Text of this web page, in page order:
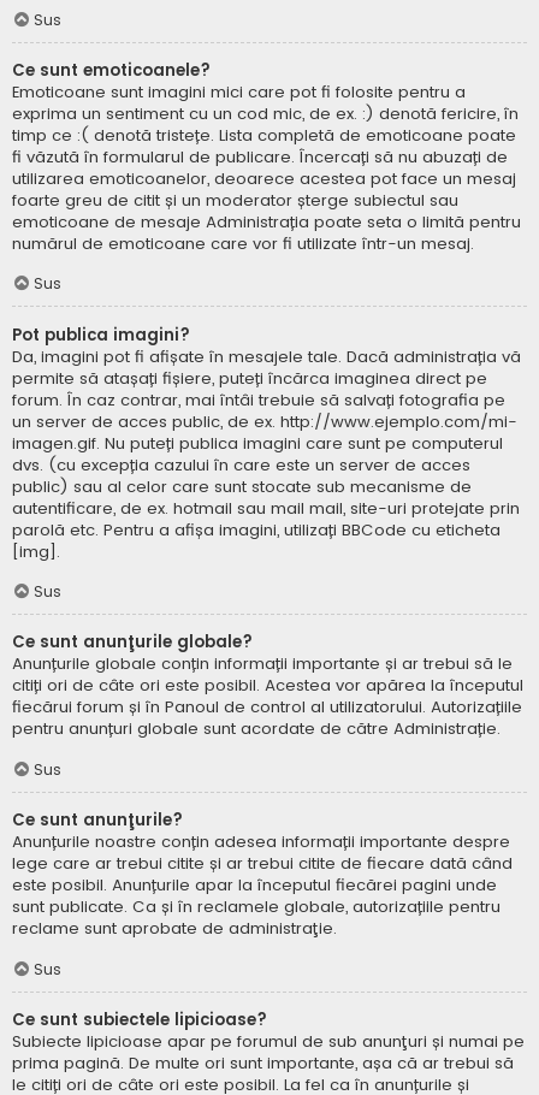
Sus
Ce sunt emoticoanele?
Emoticoane sunt imagini mici care pot fi folosite pentru a
exprima un sentiment cu un cod mic, de ex. :) denotă fericire, în
timp ce :( denotă tristețe. Lista completă de emoticoane poate
fi văzută în formularul de publicare. Încercați să nu abuzați de
utilizarea emoticoanelor, deoarece acestea pot face un mesaj
foarte greu de citit și un moderator șterge subiectul sau
emoticoane de mesaje Administrația poate seta o limită pentru
numărul de emoticoane care vor fi utilizate într-un mesaj.
Sus
Pot publica imagini?
Da, imagini pot fi afișate în mesajele tale. Dacă administrația vă
permite să atașați fișiere, puteți încărca imaginea direct pe
forum. În caz contrar, mai întâi trebuie să salvați fotografia pe
un server de acces public, de ex. http://www.ejemplo.com/mi-
imagen.gif. Nu puteți publica imagini care sunt pe computerul
dvs. (cu excepția cazului în care este un server de acces
public) sau al celor care sunt stocate sub mecanisme de
autentificare, de ex. hotmail sau mail mail, site-uri protejate prin
parolă etc. Pentru a afișa imagini, utilizați BBCode cu eticheta
[img].
Sus
Ce sunt anunţurile globale?
Anunțurile globale conțin informații importante și ar trebui să le
citiți ori de câte ori este posibil. Acestea vor apărea la începutul
fiecărui forum și în Panoul de control al utilizatorului. Autorizațiile
pentru anunțuri globale sunt acordate de către Administrație.
Sus
Ce sunt anunţurile?
Anunțurile noastre conțin adesea informații importante despre
lege care ar trebui citite și ar trebui citite de fiecare dată când
este posibil. Anunțurile apar la începutul fiecărei pagini unde
sunt publicate. Ca și în reclamele globale, autorizațiile pentru
reclame sunt aprobate de administraţie.
Sus
Ce sunt subiectele lipicioase?
Subiecte lipicioase apar pe forumul de sub anunţuri și numai pe
prima pagină. De multe ori sunt importante, așa că ar trebui să
le citiți ori de câte ori este posibil. La fel ca în anunțurile și